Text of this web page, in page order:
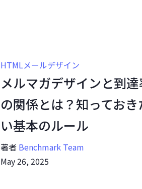
HTMLメールデザイン
メルマガデザインと到
の関係とは？知っておき
い基本のルール
著者 Benchmark Team
May 26, 2025